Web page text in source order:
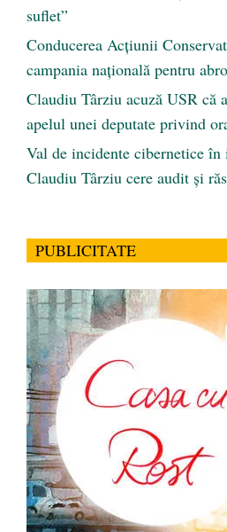
suflet”
Conducerea Acțiunii
campania națională pentru
Claudiu Târziu acuză USR că
apelul unei deputate privind
Val de incidente cibernetice
Claudiu Târziu cere audit și
PUBLICITATE